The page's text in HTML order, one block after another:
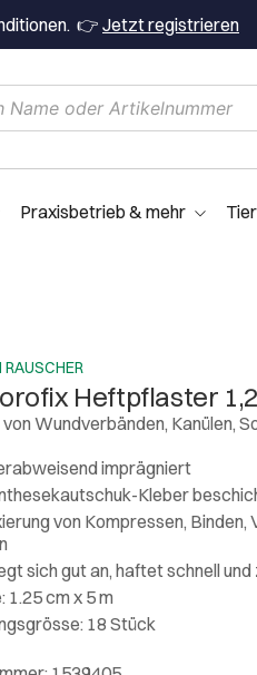
👉Jetzt registrieren
Praxisbetrieb & mehr
Heftpflaster
Wundverbänden, Kanülen,
imprägniert
Kleber
von Kompressen,
sich gut an, haftet schnell
1.25 cm x 5 m
18 Stück